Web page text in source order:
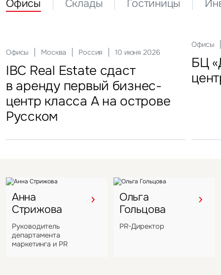
Офисы Склады Гостиницы
Офисы Москва Россия 10 июня 2026
IBC Real Estate сдаст
в аренду первый бизнес-
центр класса А на острове
Русском
Офисы
БЦ
FFF group – новый резидент
«Атлант-Парк»
Гостиницы Москва Россия 18 ноября 2025
Новый Crocus Fitness
Петровский парк откроется
в отеле Hyatt Regency
Инвестиции Москва Россия 22 мая 2025
Один из крупнейших
гостиничных комплексов
Подмосковья перешел
под управление компании
29
«Солнце Москвы», ВДНХ
Анна
Стрижова
Руководитель
департамента
маркетинга и PR
Ольга
Гольцова
PR-Директор